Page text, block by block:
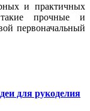
и практичных
прочные и
первоначальный
для рукоделия